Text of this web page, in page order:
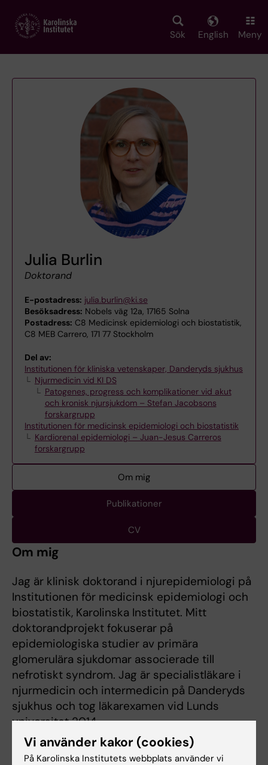
main
Sök English Meny
Julia Burlin
Doktorand
E-postadress: julia.burlin@ki.se
Besöksadress: Nobels väg 12a, 17165 Solna
Postadress: C8 Medicinsk epidemiologi och biostatistik,
C8 MEB Carrero, 171 77 Stockholm
Del av:
Institutionen för kliniska vetenskaper, Danderyds sjukhus
Njurmedicin vid KI DS
Patogenes, progress och komplikationer vid akut
och kronisk njursjukdom – Stefan Jacobsons
forskargrupp
Institutionen för medicinsk epidemiologi och biostatistik
Kardiorenal epidemiologi – Juan-Jesus Carreros
forskargrupp
Om mig
Publikationer
CV
Om mig
Jag är klinisk doktorand i njurepidemiologi på
Institutionen för medicinsk epidemiologi och
biostatistik, Karolinska Institutet. Mitt
doktorandprojekt fokuserar på
epidemiologiska studier av primära
glomerulära sjukdomar associerade till
nefrotiskt syndrom. Jag är specialistläkare i
njurmedicin och intermedicin på Danderyds
sjukhus och tog läkarexamen vid Lunds
universitet 2014.
Vi använder kakor (cookies)
På Karolinska Institutets webbplats använder vi